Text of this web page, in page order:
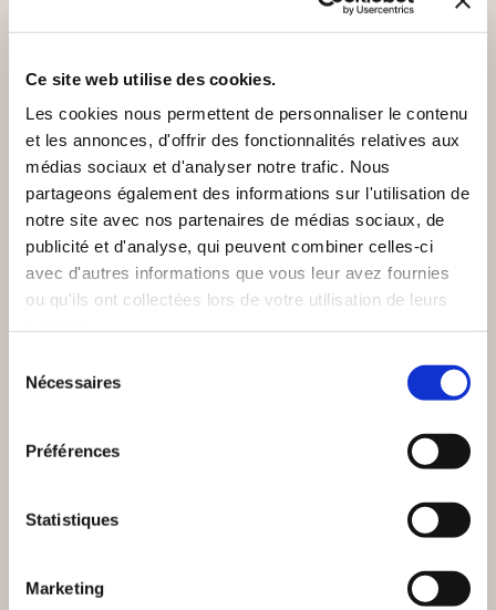
Ce site web utilise des cookies.
Les cookies nous permettent de personnaliser le contenu
et les annonces, d'offrir des fonctionnalités relatives aux
médias sociaux et d'analyser notre trafic. Nous
partageons également des informations sur l'utilisation de
notre site avec nos partenaires de médias sociaux, de
publicité et d'analyse, qui peuvent combiner celles-ci
avec d'autres informations que vous leur avez fournies
ou qu'ils ont collectées lors de votre utilisation de leurs
Nécessaires
Préférences
Statistiques
Marketing
VOUS AIMEREZ AUSSI
SYMBOLISME ET
Religions & spiritualité
(0 avis)
LIVRE DE LA PRIÈRE
COMMUNE
Religions & spiritualité